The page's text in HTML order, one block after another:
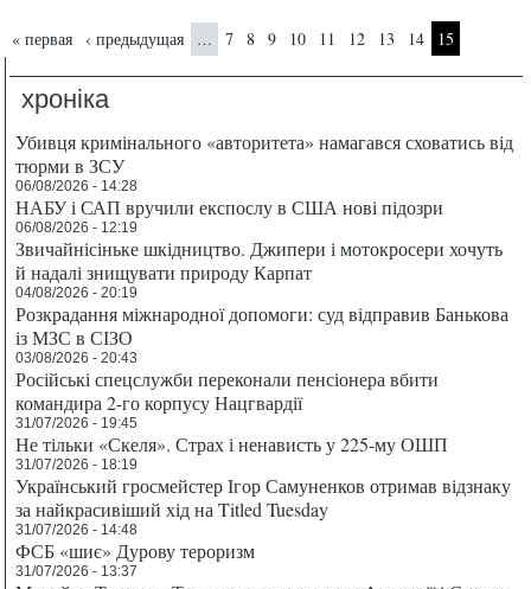
Страницы
« первая ‹ предыдущая … 7 8 9 10 11 12 13 14 15
хроніка
Убивця кримінального «авторитета» намагався сховатись від
тюрми в ЗСУ
06/08/2026 - 14:28
НАБУ і САП вручили експослу в США нові підозри
06/08/2026 - 12:19
Звичайнісіньке шкідництво. Джипери і мотокросери хочуть
й надалі знищувати природу Карпат
04/08/2026 - 20:19
Розкрадання міжнародної допомоги: суд відправив Банькова
із МЗС в СІЗО
03/08/2026 - 20:43
Російські спецслужби переконали пенсіонера вбити
командира 2-го корпусу Нацгвардії
31/07/2026 - 19:45
Не тільки «Скеля». Страх і ненависть у 225-му ОШП
31/07/2026 - 18:19
Український гросмейстер Ігор Самуненков отримав відзнаку
за найкрасивіший хід на Titled Tuesday
31/07/2026 - 14:48
ФСБ «шиє» Дурову тероризм
31/07/2026 - 13:37